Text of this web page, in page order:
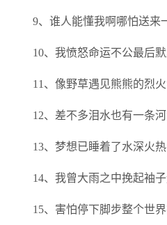
9、谁人能懂我啊哪怕送来
10、我愤怒命运不公最后默
11、像野草遇见熊熊的烈
12、差不多泪水也有一条河
13、梦想已睡着了水深火热
14、我曾大雨之中挽起袖子
15、害怕停下脚步整个世界